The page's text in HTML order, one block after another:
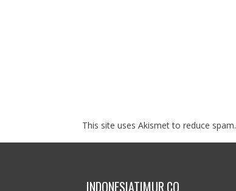
This site uses Akismet to reduce spam.
INDONESIATIMUR.CO